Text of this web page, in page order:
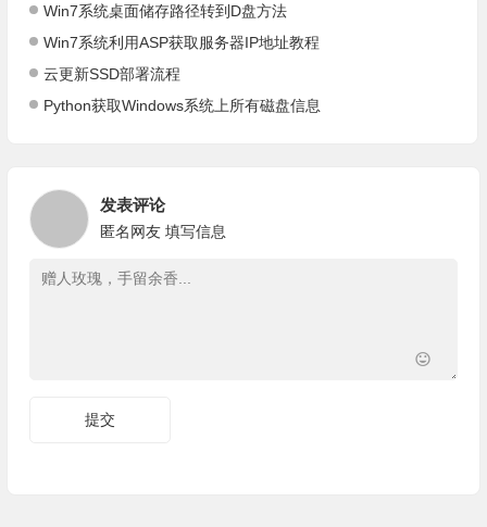
Win7系统桌面储存路径转到D盘方法
Win7系统利用ASP获取服务器IP地址教程
云更新SSD部署流程
Python获取Windows系统上所有磁盘信息
发表评论
匿名网友 填写信息